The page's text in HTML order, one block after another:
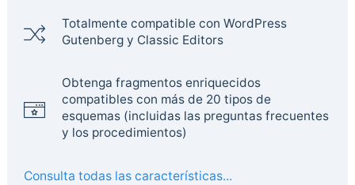
Totalmente compatible con WordPress
Gutenberg y Classic Editors
Obtenga fragmentos enriquecidos
compatibles con más de 20 tipos de
esquemas (incluidas las preguntas frecuentes
y los procedimientos)
Consulta todas las características...